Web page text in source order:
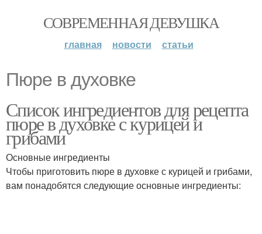
СОВРЕМЕННАЯ ДЕВУШКА
главная новости статьи
Пюре в духовке
Список ингредиентов для рецепта
пюре в духовке с курицей и
грибами
Основные ингредиенты
Чтобы приготовить пюре в духовке с курицей и грибами,
вам понадобятся следующие основные ингредиенты: